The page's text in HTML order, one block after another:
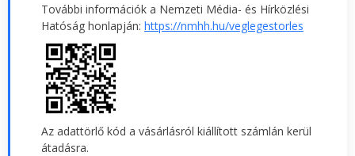
További információk a Nemzeti Média- és Hírközlési
Hatóság honlapján: https://nmhh.hu/veglegestorles
Az adattörlő kód a vásárlásról kiállított számlán kerül
átadásra.